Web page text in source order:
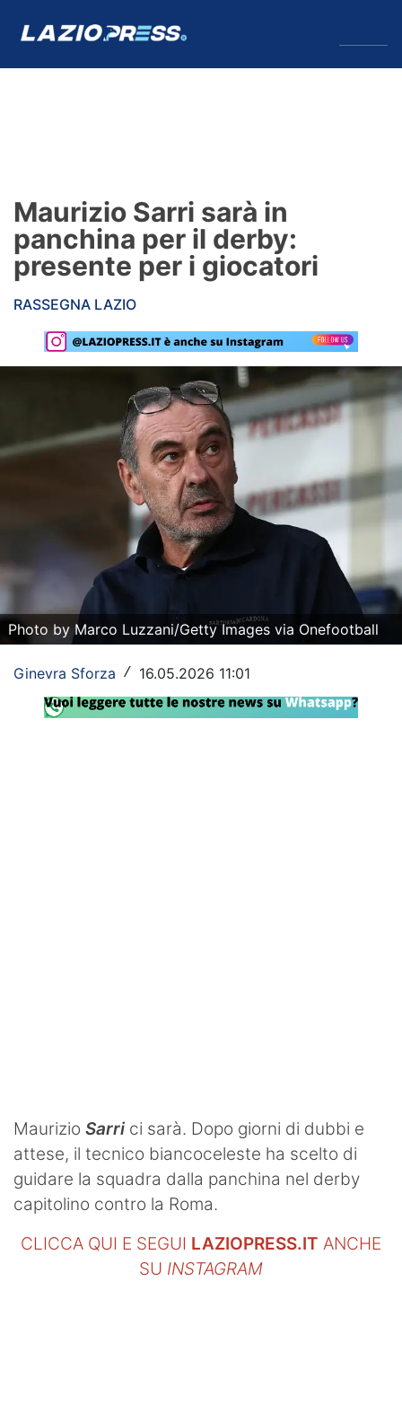
Formello
Infortuni
Primavera
Calciomercato
Lazio Women
Rassegna Lazio
Serie A
Champions League
Europa League
Altri Sport
Formula 1
Maurizio Sarri sarà in
panchina per il derby:
presente per i giocatori
RASSEGNA LAZIO
Photo by Marco Luzzani/Getty Images via Onefootball
Ginevra Sforza / 16.05.2026 11:01
Maurizio Sarri ci sarà. Dopo giorni di dubbi e
attese, il tecnico biancoceleste ha scelto di
guidare la squadra dalla panchina nel derby
capitolino contro la Roma.
CLICCA QUI E SEGUI LAZIOPRESS.IT ANCHE
SU INSTAGRAM